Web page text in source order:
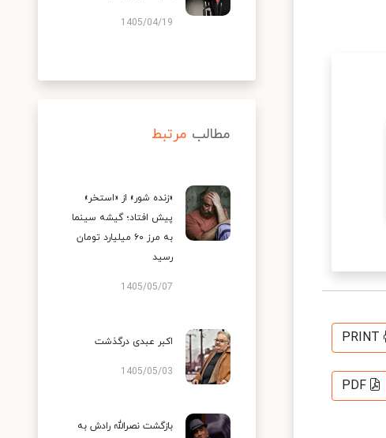
PRINT
PDF
1405/04/19
مطالب مرتبط
«زنده شور» از «استخر»
پیش افتاد؛ گیشه سینما
به مرز ۶۰ میلیارد تومان
رسید
1405/05/07
اکبر عبدی درگذشت
1405/05/03
بازگشت نصرالله رادش به